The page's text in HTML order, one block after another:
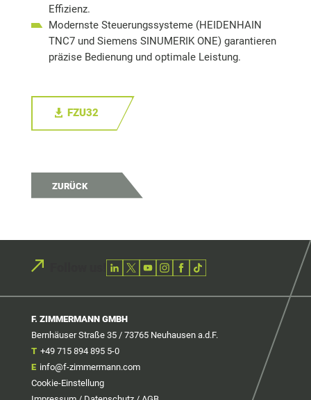
Effizienz.
Modernste Steuerungssysteme (HEIDENHAIN
TNC7 und Siemens SINUMERIK ONE) garantieren
präzise Bedienung und optimale Leistung.
FZU32
ZURÜCK
F. ZIMMERMANN GMBH
Bernhäuser Straße 35 / 73765 Neuhausen a.d.F.
T +49 715 894 895 5-0
E info@f-zimmermann.com
Cookie-Einstellung